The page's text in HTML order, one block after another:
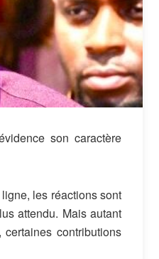
son caractère
les réactions sont
attendu. Mais autant
contributions